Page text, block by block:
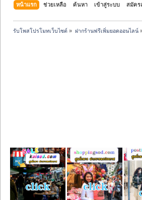
หน้าแรก ช่วยเหลือ ค้นหา เข้าสู่ระบบ สมัคร
รับโพสโปรโมทเว็บไซต์ » ฝากร้านฟรีเพิ่มยอดออนไลน์